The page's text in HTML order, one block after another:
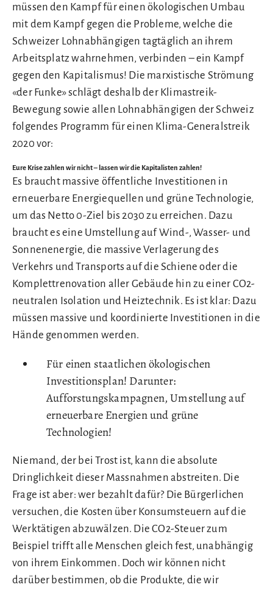
müssen den Kampf für einen ökologischen Umbau
mit dem Kampf gegen die Probleme, welche die
Schweizer Lohnabhängigen tagtäglich an ihrem
Arbeitsplatz wahrnehmen, verbinden – ein Kampf
gegen den Kapitalismus! Die marxistische Strömung
«der Funke» schlägt deshalb der Klimastreik-
Bewegung sowie allen Lohnabhängigen der Schweiz
folgendes Programm für einen Klima-Generalstreik
2020 vor:
Eure Krise zahlen wir nicht – lassen wir die Kapitalisten zahlen!
Es braucht massive öffentliche Investitionen in
erneuerbare Energiequellen und grüne Technologie,
um das Netto 0-Ziel bis 2030 zu erreichen. Dazu
braucht es eine Umstellung auf Wind-, Wasser- und
Sonnenenergie, die massive Verlagerung des
Verkehrs und Transports auf die Schiene oder die
Komplettrenovation aller Gebäude hin zu einer CO2-
neutralen Isolation und Heiztechnik. Es ist klar: Dazu
müssen massive und koordinierte Investitionen in die
Hände genommen werden.
Für einen staatlichen ökologischen
Investitionsplan! Darunter:
Aufforstungskampagnen, Umstellung auf
erneuerbare Energien und grüne
Technologien!
Niemand, der bei Trost ist, kann die absolute
Dringlichkeit dieser Massnahmen abstreiten. Die
Frage ist aber: wer bezahlt dafür? Die Bürgerlichen
versuchen, die Kosten über Konsumsteuern auf die
Werktätigen abzuwälzen. Die CO2-Steuer zum
Beispiel trifft alle Menschen gleich fest, unabhängig
von ihrem Einkommen. Doch wir können nicht
darüber bestimmen, ob die Produkte, die wir